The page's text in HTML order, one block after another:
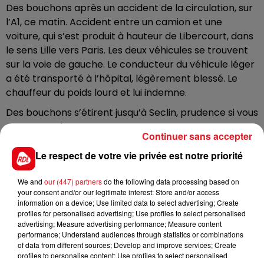
Des bouchons après un accident de la circulation, sur
l’A1, ce matin. Accident entre un camion et une
voiture, qui s’est produit à hauteur de Libercourt, dans
le sens Lille vers Paris. Les deux véhicules se trouvent
sur la voie de gauche. Le conducteur du véhicule léger
a été transporté à l’hôpital, légèrement blessé. Le
chauffeur du poids lourd et lui indemne.
Des bouchons s’étirent jusqu’à Seclin, prudence si vous
empruntez le secteur.
FIL D'ACTUS
Le respect de votre vie privée est notre priorité
We and our (447) partnersdo the following data processing based on
your consent and/or our legitimate interest: Store and/or access
information on a device; Use limited data to select advertising; Create
profiles for personalised advertising; Use profiles to select personalised
advertising; Measure advertising performance; Measure content
performance; Understand audiences through statistics or combinations
of data from different sources; Develop and improve services; Create
profiles to personalise content; Use profiles to select personalised
Continuer sans accepter